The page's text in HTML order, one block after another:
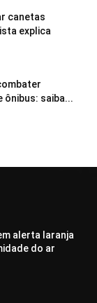
canetas
explica
ônibus: saiba...
alerta laranja
do ar